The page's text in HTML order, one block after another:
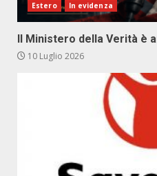
Estero In evidenza
Il Ministero della Verità è
10 Luglio 2026